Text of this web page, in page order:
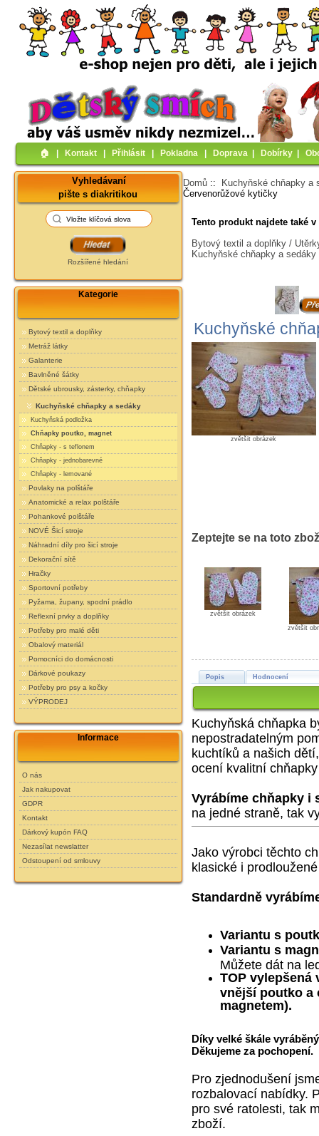
🏠︎ Kontakt Přihlásit Pokladna Doprava Dobírky
Vyhledávaní
pište s diakritikou
Rozšířené hledání
Kategorie
Bytový textil a doplňky
Metráž látky
Galanterie
Bavlněné šátky
Dětské ubrousky, zásterky, chňapky
Kuchyňské chňapky a sedáky
Kuchyňská podložka
Chňapky poutko, magnet
Chňapky - s teflonem
Chňapky - jednobarevné
Chňapky - lemované
Povlaky na polštáře
Anatomické a relax polštáře
Pohankové polštáře
NOVÉ Šicí stroje
Náhradní díly pro šicí stroje
Dekorační sítě
Hračky
Sportovní potřeby
Pyžama, župany, spodní prádlo
Reflexní prvky a doplňky
Potřeby pro malé děti
Obalový materiál
Pomocníci do domácnosti
Dárkové poukazy
Potřeby pro psy a kočky
VÝPRODEJ
Informace
O nás
Jak nakupovat
GDPR
Kontakt
Dárkový kupón FAQ
Nezasílat newslatter
Odstoupení od smlouvy
Domů ::
Kuchyňské chňapky a
Červenorůžové kytičky
Tento produkt najdete také
Bytový textil a doplňky /
Kuchyňské chňapky a
Kuchyňské
zvětšit obrázek
Zeptejte se na toto
zvětšit obrázek
zvětšit
Popis Hodnocení
Kuchyňská chňapka
nepostradatelným
kuchtíků a našich
ocení kvalitní
Vyrábíme chňapky i
na jedné straně, tak
Jako výrobci těchto
klasické i
Standardně
Variantu s
Variantu s
Můžete dát na
TOP vylepšená
vnější poutko a
magnetem).
Díky velké škále
Děkujeme za pochopení.
Pro zjednodušení
rozbalovací nabídky.
pro své ratolesti, tak
zboží.